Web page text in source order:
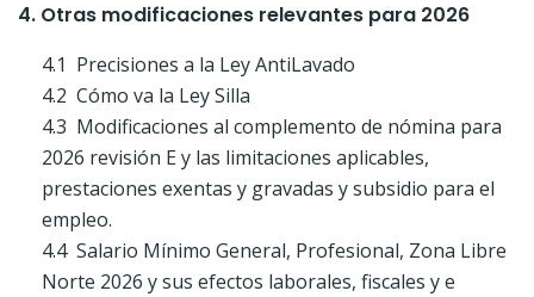
4. Otras modificaciones relevantes para 2026
4.1 Precisiones a la Ley AntiLavado
4.2 Cómo va la Ley Silla
4.3 Modificaciones al complemento de nómina para
2026 revisión E y las limitaciones aplicables,
prestaciones exentas y gravadas y subsidio para el
empleo.
4.4 Salario Mínimo General, Profesional, Zona Libre
Norte 2026 y sus efectos laborales, fiscales y e